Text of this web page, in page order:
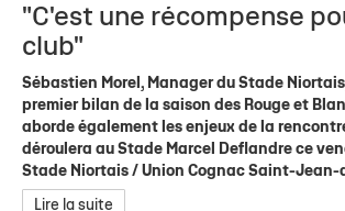
"C'est une récompense
club"
Sébastien Morel, Manager du Stade
premier bilan de la saison des Rouge et
aborde également les enjeux de la
déroulera au Stade Marcel Deflandre ce
Stade Niortais / Union Cognac Saint-Jean-
Lire la suite